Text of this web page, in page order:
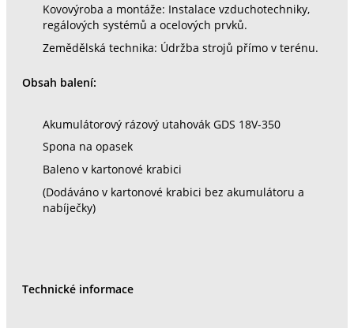
Kovovýroba a montáže: Instalace vzduchotechniky,
regálových systémů a ocelových prvků.
Zemědělská technika: Údržba strojů přímo v terénu.
Obsah balení:
Akumulátorový rázový utahovák GDS 18V-350
Spona na opasek
Baleno v kartonové krabici
(Dodáváno v kartonové krabici bez akumulátoru a
nabíječky)
Technické informace